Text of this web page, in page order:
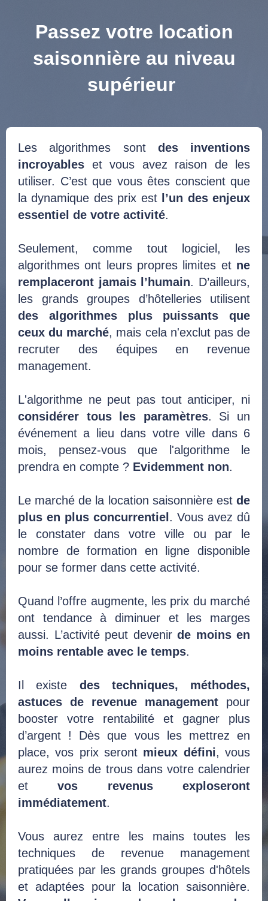
Passez votre location
saisonnière au niveau
supérieur
Les algorithmes sont des inventions
incroyables et vous avez raison de les
utiliser. C’est que vous êtes conscient que
la dynamique des prix est l’un des enjeux
essentiel de votre activité.
Seulement, comme tout logiciel, les
algorithmes ont leurs propres limites et ne
remplaceront jamais l’humain. D’ailleurs,
les grands groupes d’hôtelleries utilisent
des algorithmes plus puissants que
ceux du marché, mais cela n'exclut pas de
recruter des équipes en revenue
management.
L'algorithme ne peut pas tout anticiper, ni
considérer tous les paramètres. Si un
événement a lieu dans votre ville dans 6
mois, pensez-vous que l'algorithme le
prendra en compte ? Evidemment non.
Le marché de la location saisonnière est de
plus en plus concurrentiel. Vous avez dû
le constater dans votre ville ou par le
nombre de formation en ligne disponible
pour se former dans cette activité.
Quand l’offre augmente, les prix du marché
ont tendance à diminuer et les marges
aussi. L’activité peut devenir de moins en
moins rentable avec le temps.
Il existe des techniques, méthodes,
astuces de revenue management pour
booster votre rentabilité et gagner plus
d’argent ! Dès que vous les mettrez en
place, vos prix seront mieux défini, vous
aurez moins de trous dans votre calendrier
etvos revenus exploseront
immédiatement.
Vous aurez entre les mains toutes les
techniques de revenue management
pratiquées par les grands groupes d'hôtels
et adaptées pour la location saisonnière.